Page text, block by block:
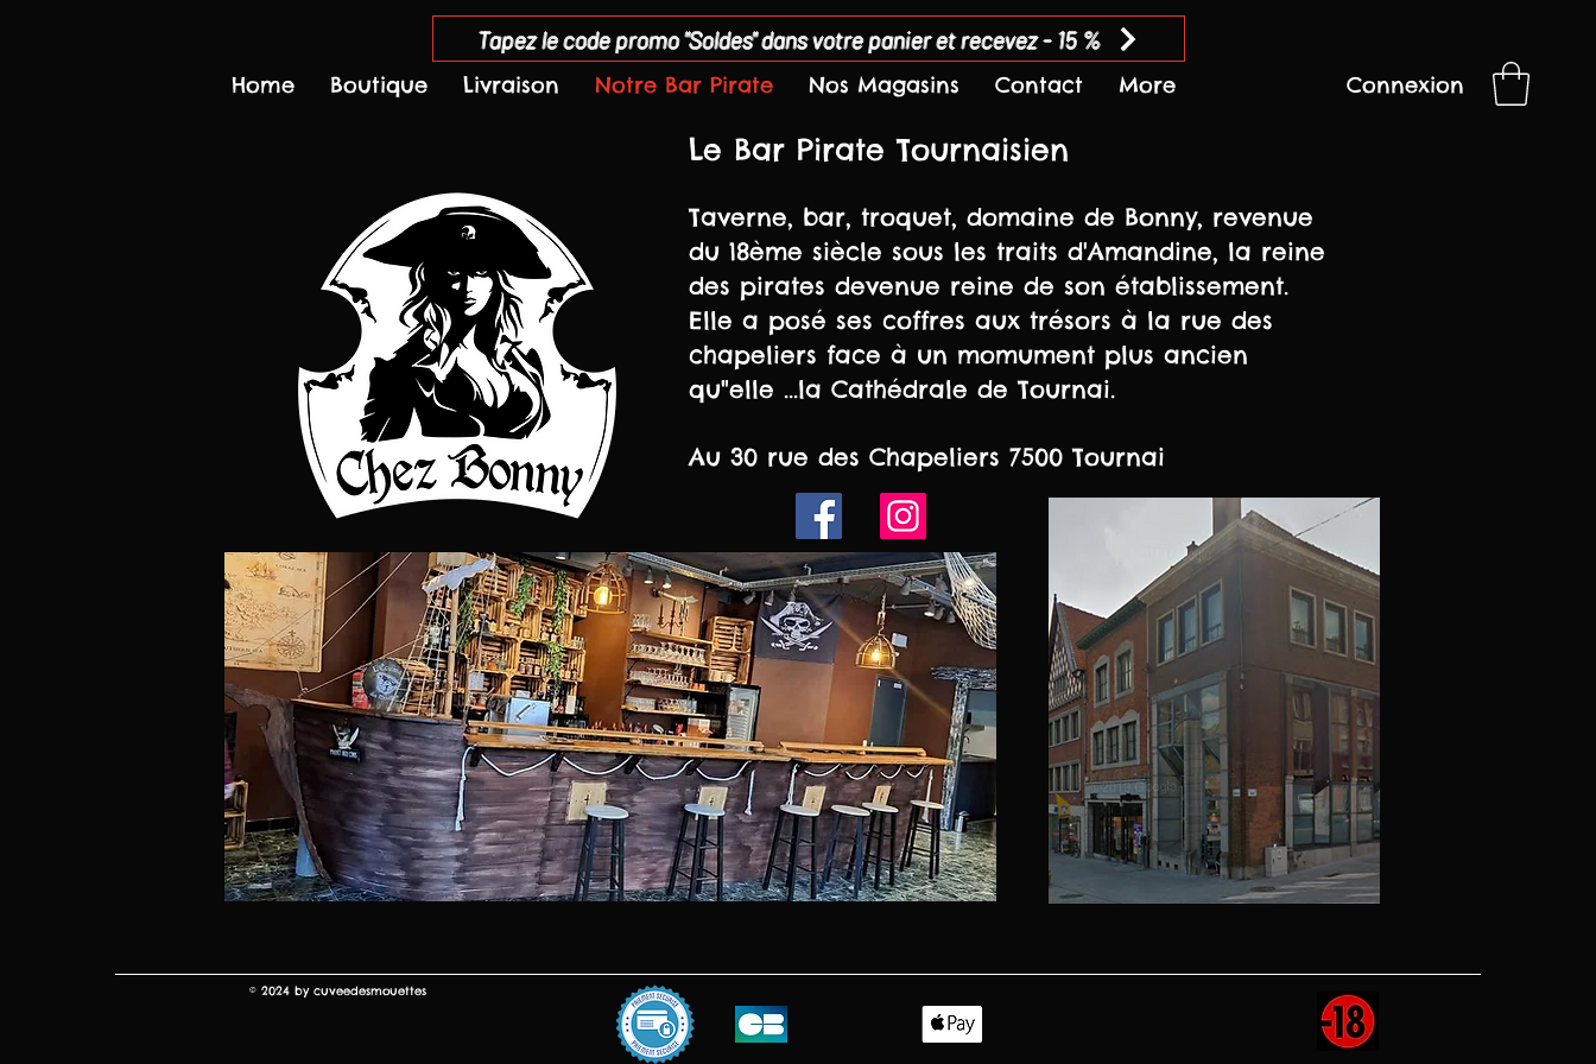
Tapez le code promo "Soldes" dans votre panier et recevez - 15 %
Home Boutique Livraison Notre Bar Pirate Nos Magasins Contact More Connexion
Le Bar Pirate Tournaisien
Taverne, bar, troquet, domaine de Bonny, revenue
du 18ème siècle sous les traits d'Amandine, la reine
des pirates devenue reine de son établissement.
Elle a posé ses coffres aux trésors à la rue des
chapeliers face à un momument plus ancien
qu"elle ...la Cathédrale de Tournai.
Au 30 rue des Chapeliers 7500 Tournai
© 2024 by cuveedesmouettes